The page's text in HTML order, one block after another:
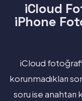
iCloud
iPhone
iCloud
korunmadıkları
soru ise anahtarı